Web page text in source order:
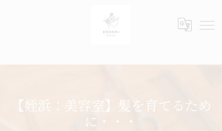
【姪浜：美容室】髪を育てるため
に・・・